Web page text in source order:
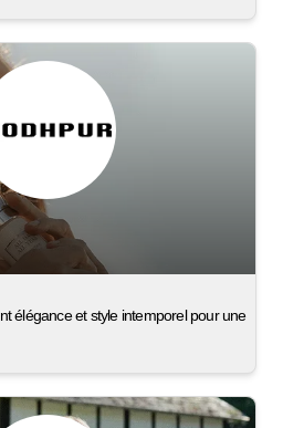
élégance et style intemporel pour une